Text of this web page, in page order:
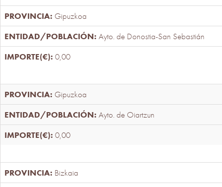
Gipuzkoa
Ayto. de Donostia-San Sebastián
0,00
Gipuzkoa
Ayto. de Oiartzun
0,00
Bizkaia